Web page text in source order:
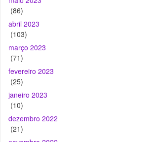
março 2023
(71)
fevereiro 2023
(25)
janeiro 2023
(10)
dezembro 2022
(21)
novembro 2022
(27)
outubro 2022
(76)